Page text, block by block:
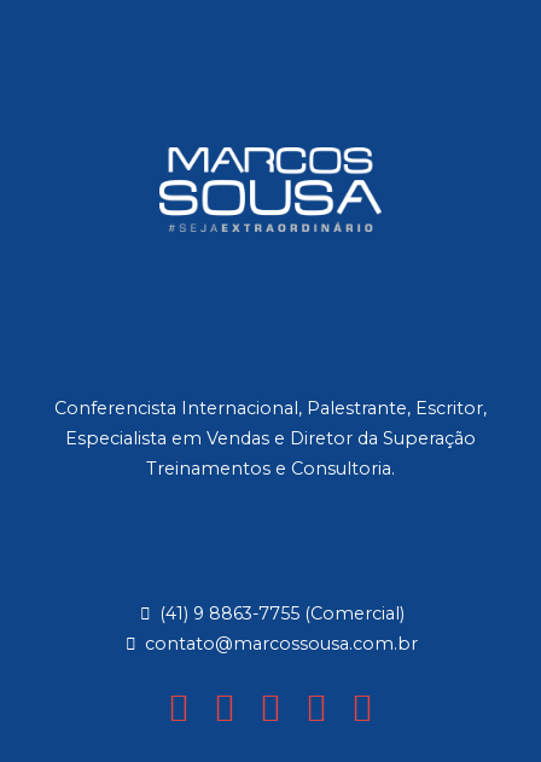
Conferencista Internacional, Palestrante, Escritor,
Especialista em Vendas e Diretor da Superação
Treinamentos e Consultoria.
(41) 9 8863-7755 (Comercial)
contato@marcossousa.com.br